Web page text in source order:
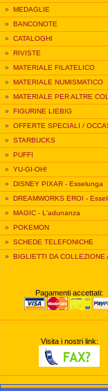
» MEDAGLIE
» BANCONOTE
» CATALOGHI
» RIVISTE
» MATERIALE FILATELICO
» MATERIALE NUMISMATICO
» MATERIALE PER ALTRE
» FIGURINE LIEBIG
» OFFERTE SPECIALI /
» STARBUCKS
» PUFFI
» YU-GI-OH!
» DISNEY PIXAR - Esselunga
» DREAMWORKS EROI -
» MAGIC - L'adunanza
» POKEMON
» SCHEDE TELEFONICHE
» BIGLIETTI DA COLLEZIONE
Pagamenti accettati:
Visita i nostri link: